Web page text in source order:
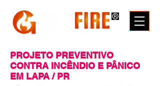
PROJETO PREVENTIVO
CONTRA INCÊNDIO E PÂNICO
EM LAPA / PR